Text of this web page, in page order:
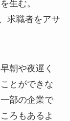
生む。
求職者をアサ
朝や夜遅く
とができな
部の企業で
ろもあるよ